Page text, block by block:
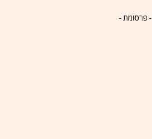
- פרסומת -